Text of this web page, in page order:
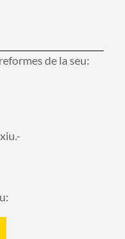
de la seu: